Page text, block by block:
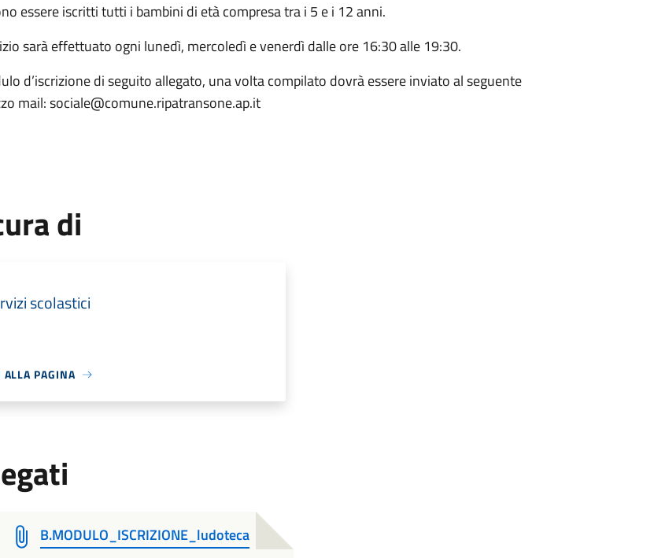
essere iscritti tutti i bambini di età compresa tra i 5 e i 12 anni.
sarà effettuato ogni lunedì, mercoledì e venerdì dalle ore 16:30 alle 19:30.
d’iscrizione di seguito allegato, una volta compilato dovrà essere inviato al seguente
mail: sociale@comune.ripatransone.ap.it
di
scolastici
ALLA PAGINA
B.MODULO_ISCRIZIONE_ludoteca